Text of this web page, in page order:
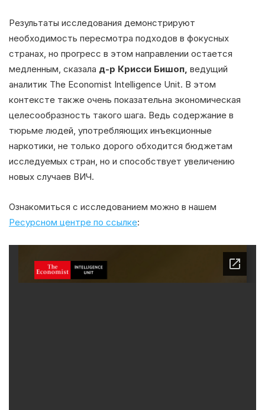
Результаты исследования демонстрируют
необходимость пересмотра подходов в фокусных
странах, но прогресс в этом направлении остается
медленным, сказала д-р Крисси Бишоп, ведущий
аналитик The Economist Intelligence Unit. В этом
контексте также очень показательна экономическая
целесообразность такого шага. Ведь содержание в
тюрьме людей, употребляющих инъекционные
наркотики, не только дорого обходится бюджетам
исследуемых стран, но и способствует увеличению
новых случаев ВИЧ.
Ознакомиться с исследованием можно в нашем
Ресурсном центре по ссылке: